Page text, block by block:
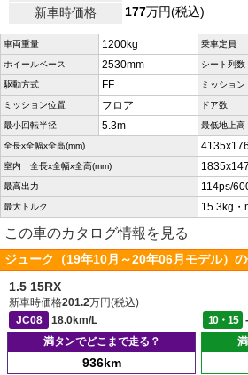
新車時価格
177万円(税込)
車両重量 1200kg 乗車定員
ホイールベース 2530mm シート列数
駆動方式 FF ミッション
ミッション位置 フロア ドア数
最小回転半径 5.3m 最低地上高
全長x全幅x全高(mm)
室内 全長x全幅x全高(mm)
最高出力 114ps/
最大トルク 15.3kg・
この車のカタログ情報を見る
ジューク（19年10月～20年06月モデル）
1.5 15RX
新車時価格201.2万円(税込)
JC08
18.0km/L 10・15
満タンでどこまで走る？
936km